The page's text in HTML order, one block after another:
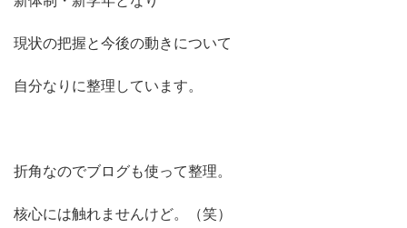
現状の把握と今後の動きについて
自分なりに整理しています。
折角なのでブログも使って整理。
核心には触れませんけど。（笑）